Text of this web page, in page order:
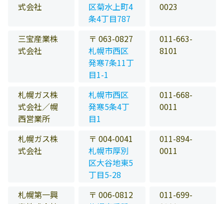
式会社
区菊水上町4
条4丁目787
0023
三宝産業株
式会社
〒 063-0827
札幌市西区
発寒7条11丁
目1-1
011-663-
8101
札幌ガス株
式会社／幌
西営業所
札幌市西区
発寒5条4丁
目1
011-668-
0011
札幌ガス株
式会社
〒 004-0041
札幌市厚別
区大谷地東5
丁目5-28
011-894-
0011
札幌第一興
〒 006-0812
011-699-